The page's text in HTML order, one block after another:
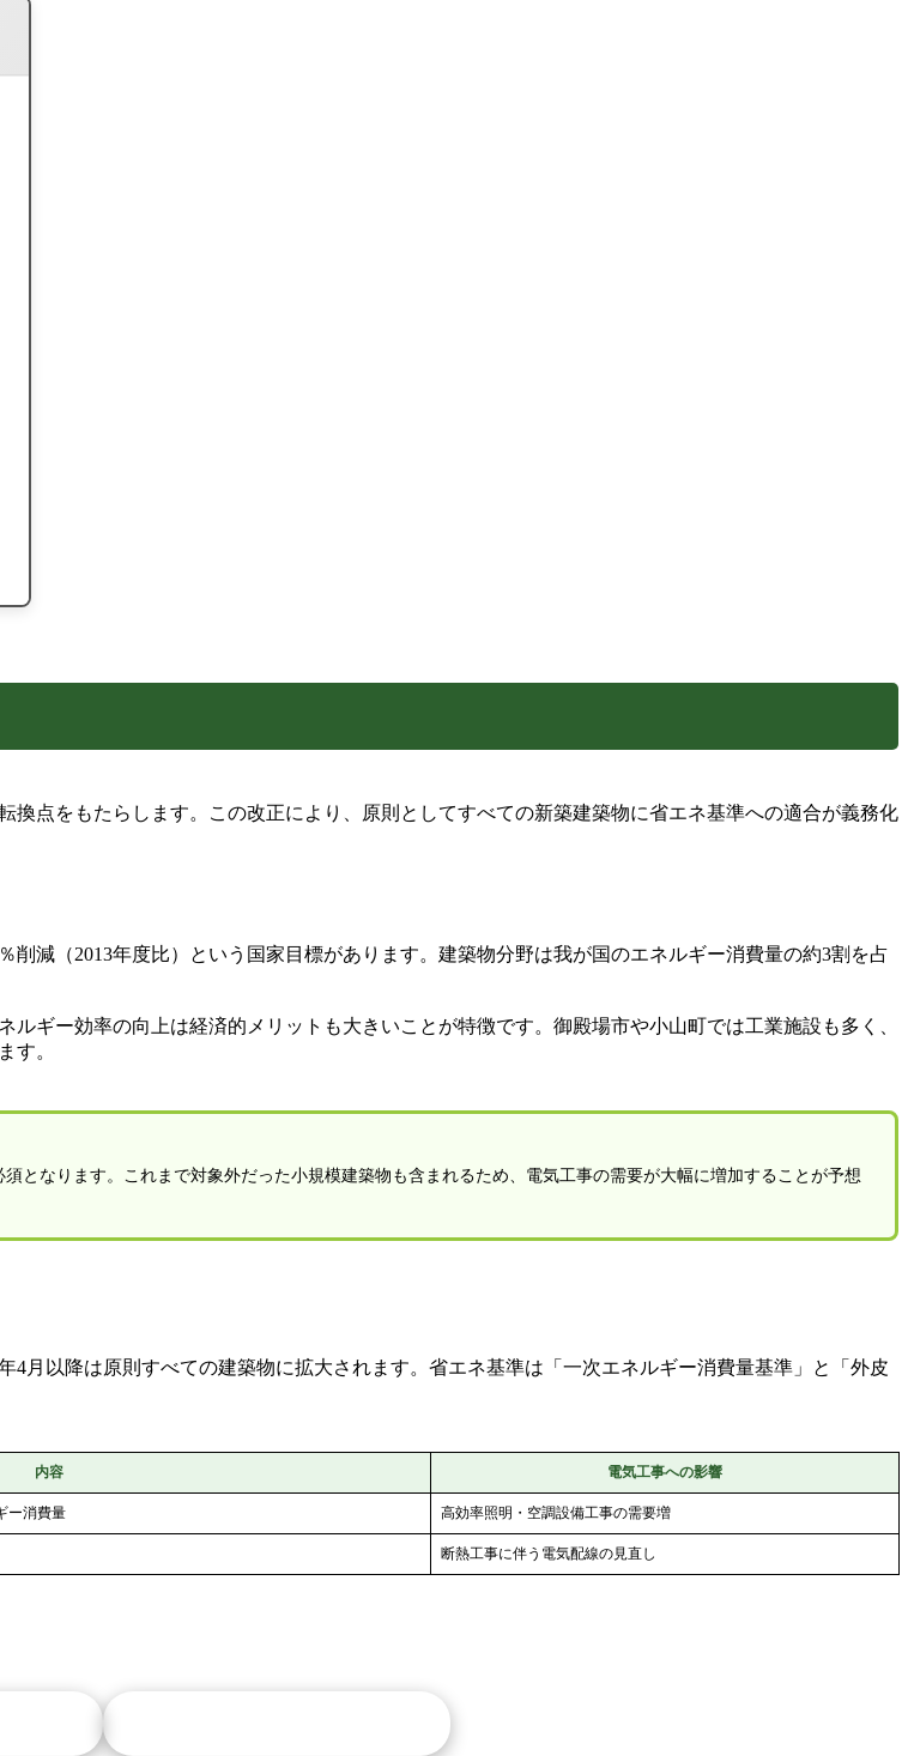
換点をもたらします。この改正により、原則としてすべての新築建築物に省エネ基準への適合が義務化
削減（2013年度比）という国家目標があります。建築物分野は我が国のエネルギー消費量の約3割を占
ギー効率の向上は経済的メリットも大きいことが特徴です。御殿場市や小山町では工業施設も多く、
す。
となります。これまで対象外だった小規模建築物も含まれるため、電気工事の需要が大幅に増加することが予想
月以降は原則すべての建築物に拡大されます。省エネ基準は「一次エネルギー消費量基準」と「外皮
内容 電気工事への影響
ー消費量 高効率照明・空調設備工事の需要増
断熱工事に伴う電気配線の見直し